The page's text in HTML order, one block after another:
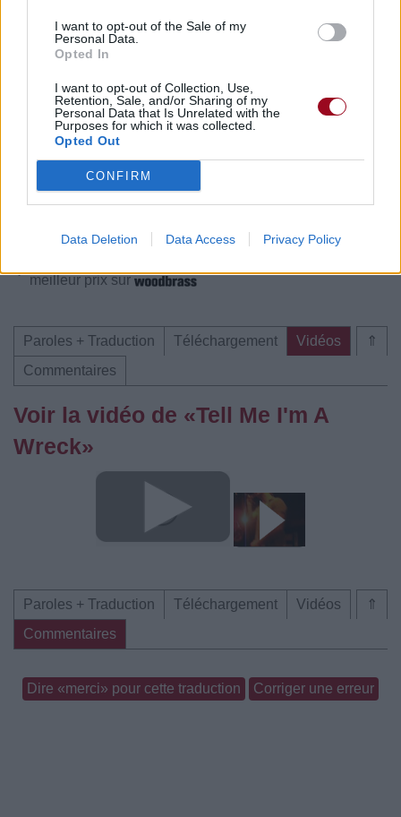
I want to opt-out of the Sale of my
Personal Data.
Opted In
I want to opt-out of Collection, Use,
Retention, Sale, and/or Sharing of my
Personal Data that Is Unrelated with the
Purposes for which it was collected.
Opted Out
CONFIRM
Data Deletion Data Access Privacy Policy
Commentaires
Pour prolonger le plaisir musical :
Vous aimez chanter, apprenez la guitare chez
Télécharger légalement les MP3 sur
Télécharger légalement les MP3 ou trouver le CD sur
Trouver des vinyles et des CD sur
meilleur prix sur
⇑
Paroles + Traduction Téléchargement
Vidéos
Commentaires
Voir la vidéo de «Tell Me I'm A
Wreck»
⇑
Paroles + Traduction Téléchargement
Vidéos
Commentaires
Dire «merci» pour cette traduction Corriger une erreur